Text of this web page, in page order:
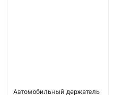
Автомобильный держатель